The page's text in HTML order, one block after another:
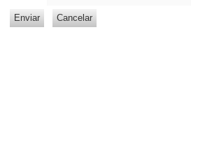
Enviar Cancelar